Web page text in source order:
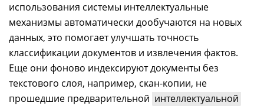
использования системы интеллектуальные
механизмы автоматически дообучаются на новых
данных, это помогает улучшать точность
классификации документов и извлечения фактов.
Еще они фоново индексируют документы без
текстового слоя, например, скан-копии, не
прошедшие предварительной интеллектуальной